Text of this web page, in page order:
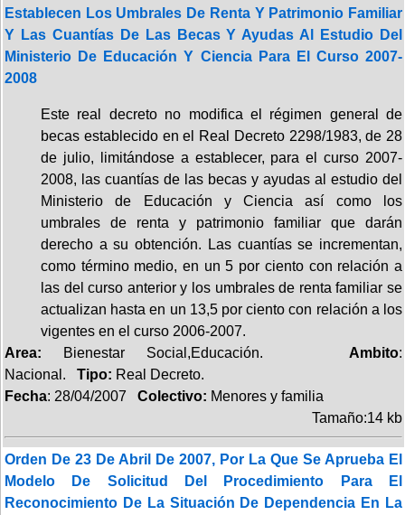
Establecen Los Umbrales De Renta Y Patrimonio Familiar
Y Las Cuantías De Las Becas Y Ayudas Al Estudio Del
Ministerio De Educación Y Ciencia Para El Curso 2007-
2008
Este real decreto no modifica el régimen general de
becas establecido en el Real Decreto 2298/1983, de 28
de julio, limitándose a establecer, para el curso 2007-
2008, las cuantías de las becas y ayudas al estudio del
Ministerio de Educación y Ciencia así como los
umbrales de renta y patrimonio familiar que darán
derecho a su obtención. Las cuantías se incrementan,
como término medio, en un 5 por ciento con relación a
las del curso anterior y los umbrales de renta familiar se
actualizan hasta en un 13,5 por ciento con relación a los
vigentes en el curso 2006-2007.
Area: Bienestar Social,Educación. Ambito:
Nacional. Tipo: Real Decreto.
Fecha: 28/04/2007 Colectivo: Menores y familia
Tamaño:14 kb
Orden De 23 De Abril De 2007, Por La Que Se Aprueba El
Modelo De Solicitud Del Procedimiento Para El
Reconocimiento De La Situación De Dependencia En La